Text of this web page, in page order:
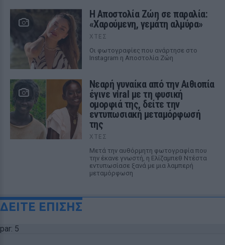
Η Αποστολία Ζώη σε παραλία:
«Χαρούμενη, γεμάτη αλμύρα»
ΧΤΕΣ
Οι φωτογραφίες που ανάρτησε στο
Instagram η Αποστολία Ζώη
Νεαρή γυναίκα από την Αιθιοπία
έγινε viral με τη φυσική
ομορφιά της, δείτε την
εντυπωσιακή μεταμόρφωσή
της
ΧΤΕΣ
Μετά την αυθόρμητη φωτογραφία που
την έκανε γνωστή, η Ελίζαμπεθ Ντέστα
εντυπωσίασε ξανά με μια λαμπερή
μεταμόρφωση
ΔΕΙΤΕ ΕΠΙΣΗΣ
par: 5